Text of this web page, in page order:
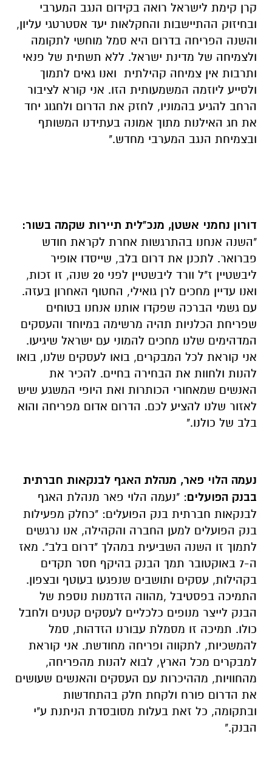
קרן קימת לישראל רואה בקידום הנגב המערבי
ובחיזוק ההתיישבות והחקלאות יעד אסטרטגי עליון,
והשנה הפריחה בדרום היא סמל מוחשי לתקומה
ולצמיחה של מדינת ישראל. ללא תשתית של פנאי
ותרבות אין צמיחה קהילתית ואנו גאים לתמוך
ולסייע ליוזמה המשמעותית הזו. אני קורא לציבור
הרחב להגיע בהמוניו, לחזק את הדרום ולחגוג יחד
את חג האילנות מתוך אמונה בעתידנו המשותף
ובצמיחת הנגב המערבי מחדש."
דורון נחמני אשטן, מנכ"לית תיירות שקמה בשור:
"השנה אנחנו בהתרגשות אחרת לקראת חודש
פברואר. לתכנן את דרום בלב, שייסדו אופיר
ליבשטיין ז"ל וורד ליבשטיין לפני 20 שנה, זו זכות,
ואנו עדיין מחכים לרן גואילי, החטוף האחרון בעזה.
עם גשמי הברכה שפקדו אותנו אנחנו בטוחים
שפריחת הכלניות תהיה מרשימה במיוחד והעסקים
המדהימים שלנו מחכים להמוני עם ישראל שיגיעו.
אני קוראת לכל המבקרים, בואו לעסקים שלנו, בואו
להנות ולחוות את הבחירה בחיים. להכיר את
האנשים שמאחורי הכותרות ואת היופי המשגע שיש
לאזור שלנו להציע לכם. הדרום אדום מפריחה והוא
בלב של כולנו."
נעמה הלוי פאר, מנהלת האגף לבנקאות חברתית
בבנק הפועלים: "נעמה הלוי פאר מנהלת האגף
לבנקאות חברתית בנק הפועלים: "כחלק מפעילות
בנק הפועלים למען החברה והקהילה, אנו נרגשים
לתמוך זו השנה השביעית במהלך "דרום בלב". מאז
ה-7 באוקטובר תמך הבנק בהיקף חסר תקדים
בקהילות, עסקים ותושבים שנפגעו בעוטף ובצפון.
התמיכה בפסטיבל ,מהווה הזדמנות נוספת של
הבנק לייצר מנופים כלכליים לעסקים קטנים ולחבל
כולו. תמיכה זו מסמלת עבורנו הזדהות, סמל
להמשכיות, לתקווה ופריחה מחודשת. אני קוראת
למבקרים מכל הארץ, לבוא להנות מהפריחה,
מהחוויות, מההיכרות עם העסקים והאנשים שעושים
את הדרום פורח ולקחת חלק בהתחדשות
ובתקומה, כל זאת בעלות מסובסדת הניתנת ע"י
הבנק."